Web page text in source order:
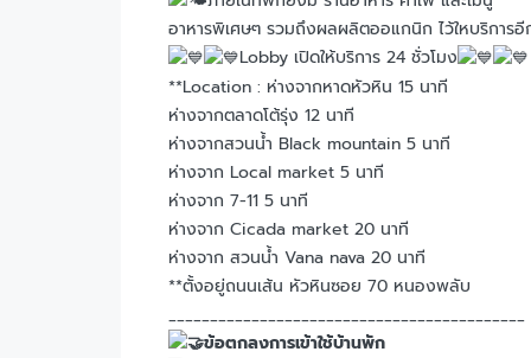
อาหารพิเศษๆ รวมถึงผลผลิตออแกนิก ไว้ใหบริการ
Lobby เปิดให้บริการ 24 ชั่วโมง
**Location : ห่างจากหาดหัวหิน 15 นาที
ห่างจากตลาดโต้รุ่ง 12 นาที
ห่างจากสวนน้ำ Black mountain 5 นาที
ห่างจาก Local market 5 นาที
ห่างจาก 7-11 5 นาที
ห่างจาก Cicada market 20 นาที
ห่างจาก สวนน้ำ Vana nava 20 นาที
**ตั้งอยู่ถนนเส้น หัวหินซอย 70 หนองพลับ
___________________________________________
ข้อตกลงการเข้าใช้บ้านพัก